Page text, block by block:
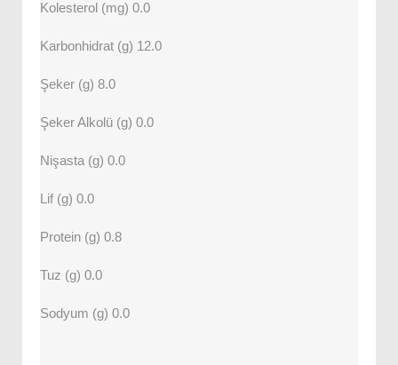
Kolesterol (mg) 0.0
Karbonhidrat (g) 12.0
Şeker (g) 8.0
Şeker Alkolü (g) 0.0
Nişasta (g) 0.0
Lif (g) 0.0
Protein (g) 0.8
Tuz (g) 0.0
Sodyum (g) 0.0